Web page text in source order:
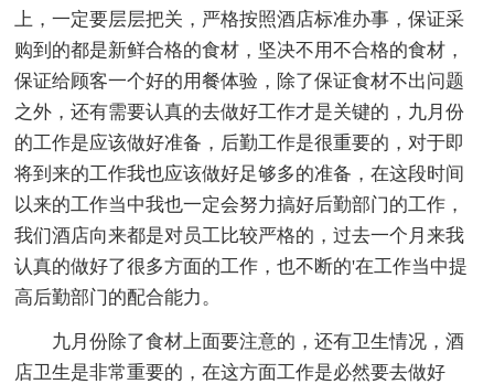
上，一定要层层把关，严格按照酒店标准办事，保证采
购到的都是新鲜合格的食材，坚决不用不合格的食材，
保证给顾客一个好的用餐体验，除了保证食材不出问题
之外，还有需要认真的去做好工作才是关键的，九月份
的工作是应该做好准备，后勤工作是很重要的，对于即
将到来的工作我也应该做好足够多的准备，在这段时间
以来的工作当中我也一定会努力搞好后勤部门的工作，
我们酒店向来都是对员工比较严格的，过去一个月来我
认真的做好了很多方面的工作，也不断的'在工作当中提
高后勤部门的配合能力。
九月份除了食材上面要注意的，还有卫生情况，酒
店卫生是非常重要的，在这方面工作是必然要去做好